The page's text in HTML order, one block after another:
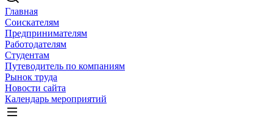
Главная
Соискателям
Предпринимателям
Работодателям
Студентам
Путеводитель по компаниям
Рынок труда
Новости сайта
Календарь мероприятий